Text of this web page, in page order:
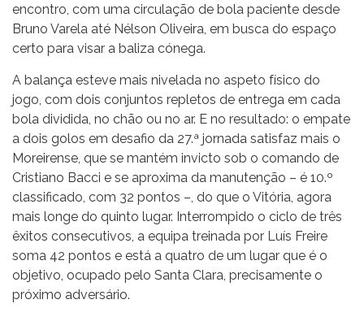
encontro, com uma circulação de bola paciente desde
Bruno Varela até Nélson Oliveira, em busca do espaço
certo para visar a baliza cónega.
A balança esteve mais nivelada no aspeto físico do
jogo, com dois conjuntos repletos de entrega em cada
bola dividida, no chão ou no ar. E no resultado: o empate
a dois golos em desafio da 27.ª jornada satisfaz mais o
Moreirense, que se mantém invicto sob o comando de
Cristiano Bacci e se aproxima da manutenção – é 10.º
classificado, com 32 pontos –, do que o Vitória, agora
mais longe do quinto lugar. Interrompido o ciclo de três
êxitos consecutivos, a equipa treinada por Luís Freire
soma 42 pontos e está a quatro de um lugar que é o
objetivo, ocupado pelo Santa Clara, precisamente o
próximo adversário.